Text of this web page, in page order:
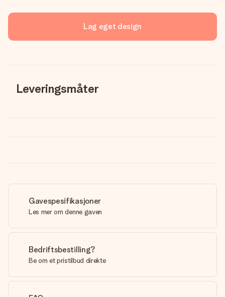
Lag eget design
Leveringsmåter
Gavespesifikasjoner
Les mer om denne gaven
Bedriftsbestilling?
Be om et pristilbud direkte